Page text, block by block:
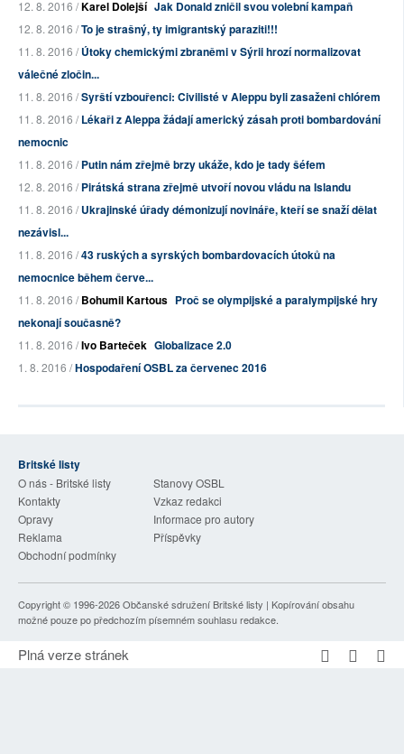
12. 8. 2016 /Karel Dolejší Jak Donald zničil svou volební kampaň
12. 8. 2016 /To je strašný, ty imigrantský paraziti!!!
11. 8. 2016 /Útoky chemickými zbraněmi v Sýrii hrozí normalizovat
válečné zločin...
11. 8. 2016 /Syrští vzbouřenci: Civilisté v Aleppu byli zasaženi chlórem
11. 8. 2016 /Lékaři z Aleppa žádají americký zásah proti bombardování
nemocnic
11. 8. 2016 /Putin nám zřejmě brzy ukáže, kdo je tady šéfem
12. 8. 2016 /Pirátská strana zřejmě utvoří novou vládu na Islandu
11. 8. 2016 /Ukrajinské úřady démonizují novináře, kteří se snaží dělat
nezávisl...
11. 8. 2016 /43 ruských a syrských bombardovacích útoků na
nemocnice během červe...
11. 8. 2016 /Bohumil Kartous Proč se olympijské a paralympijské hry
nekonají současně?
11. 8. 2016 /Ivo Barteček Globalizace 2.0
1. 8. 2016 /Hospodaření OSBL za červenec 2016
Britské listy
O nás - Britské listy
Stanovy OSBL
Kontakty
Vzkaz redakci
Opravy
Informace pro autory
Reklama
Příspěvky
Obchodní podmínky
Copyright © 1996-2026Občanské sdružení Britské listy | Kopírování obsahu
možné pouze po předchozím písemném souhlasu redakce.
Plná verze stránek